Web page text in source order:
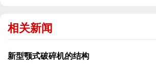
相关新闻
新型颚式破碎机的结构